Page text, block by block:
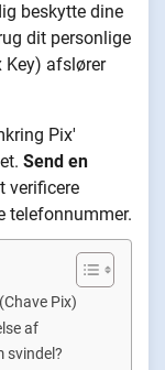
beskytte dine
dit personlige
Key) afslører
Pix'
Send en
verificere
telefonnummer.
Pix)
af
svindel?